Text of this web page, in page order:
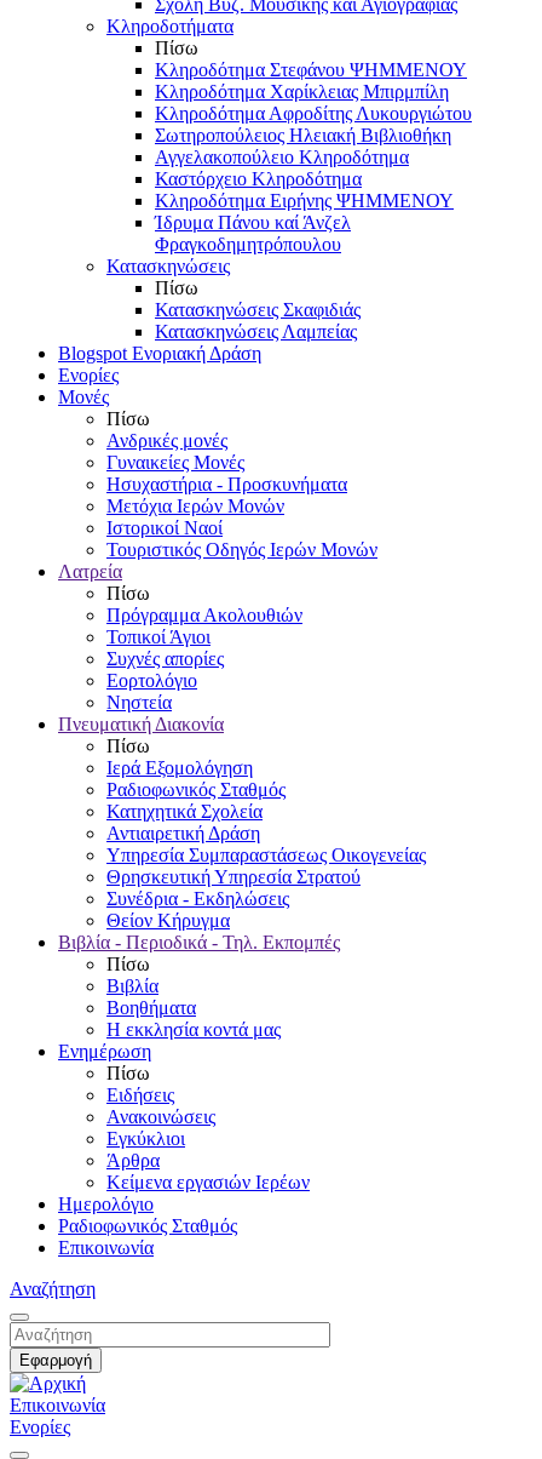
Κληροδοτήματα
Πίσω
Κληροδότημα Στεφάνου ΨΗΜΜΕΝΟΥ
Κληροδότημα Χαρίκλειας Μπιρμπίλη
Κληροδότημα Αφροδίτης Λυκουργιώτου
Σωτηροπούλειος Ηλειακή Βιβλιοθήκη
Αγγελακοπούλειο Κληροδότημα
Καστόρχειο Κληροδότημα
Κληροδότημα Ειρήνης ΨΗΜΜΕΝΟΥ
Ίδρυμα Πάνου καί Άνζελ
Φραγκοδημητρόπουλου
Κατασκηνώσεις
Πίσω
Κατασκηνώσεις Σκαφιδιάς
Κατασκηνώσεις Λαμπείας
Blogspot Ενοριακή Δράση
Ενορίες
Μονές
Πίσω
Ανδρικές μονές
Γυναικείες Μονές
Ησυχαστήρια - Προσκυνήματα
Μετόχια Ιερών Μονών
Ιστορικοί Ναοί
Τουριστικός Οδηγός Ιερών Μονών
Λατρεία
Πίσω
Πρόγραμμα Ακολουθιών
Τοπικοί Άγιοι
Συχνές απορίες
Εορτολόγιο
Νηστεία
Πνευματική Διακονία
Πίσω
Ιερά Εξομολόγηση
Ραδιοφωνικός Σταθμός
Κατηχητικά Σχολεία
Αντιαιρετική Δράση
Υπηρεσία Συμπαραστάσεως Οικογενείας
Θρησκευτική Υπηρεσία Στρατού
Συνέδρια - Εκδηλώσεις
Θείον Κήρυγμα
Βιβλία - Περιοδικά - Τηλ. Εκπομπές
Πίσω
Βιβλία
Βοηθήματα
Η εκκλησία κοντά μας
Ενημέρωση
Πίσω
Ειδήσεις
Ανακοινώσεις
Εγκύκλιοι
Άρθρα
Κείμενα εργασιών Ιερέων
Ημερολόγιο
Ραδιοφωνικός Σταθμός
Επικοινωνία
Αναζήτηση
Επικοινωνία
Ενορίες